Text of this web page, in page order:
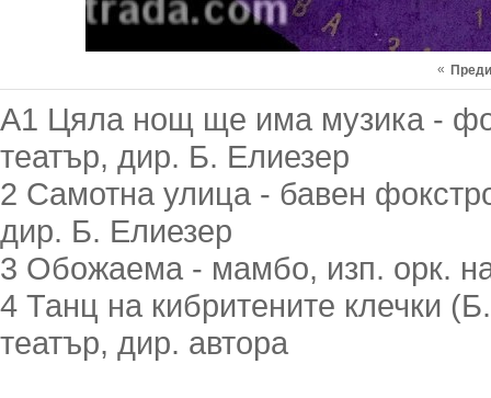
«
A1 Цяла нощ ще има музика -
театър, дир. Б. Елиезер
2 Самотна улица - бавен
дир. Б. Елиезер
3 Обожаема - мамбо, изп. орк.
4 Танц на кибритените клечки
театър, дир. автора